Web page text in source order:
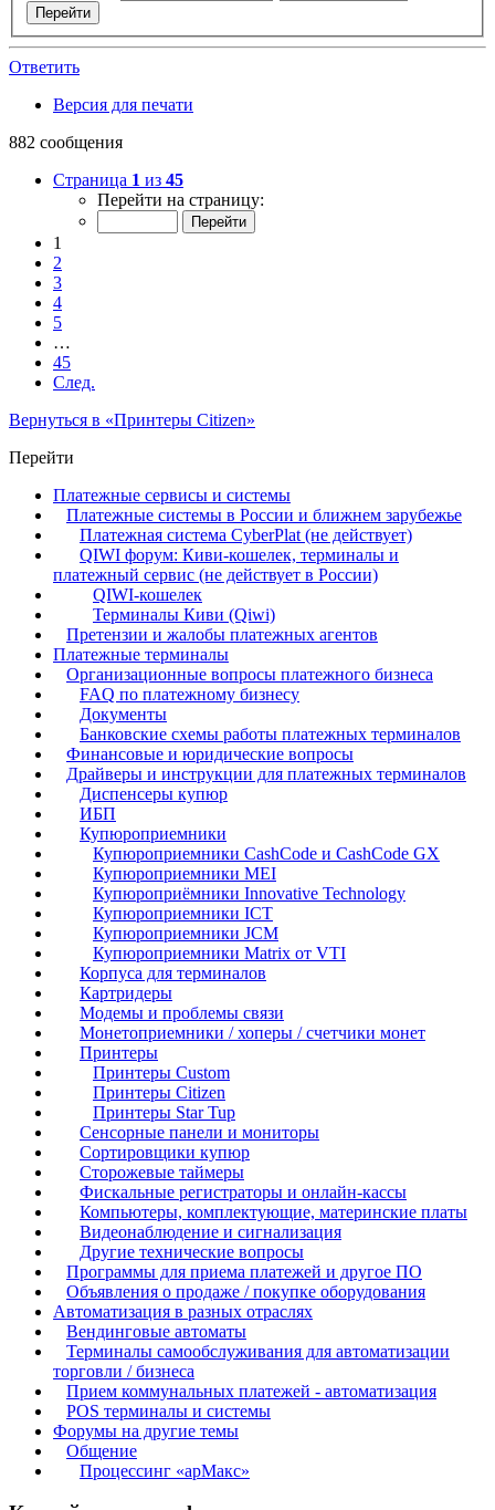
Ответить
Версия для печати
882 сообщения
Страница 1 из 45
Перейти на страницу:
1
2
3
4
5
…
45
След.
Вернуться в «Принтеры Citizen»
Перейти
Платежные сервисы и системы
Платежные системы в России и ближнем зарубежье
Платежная система CyberPlat (не действует)
QIWI форум: Киви-кошелек, терминалы и
платежный сервис (не действует в России)
QIWI-кошелек
Терминалы Киви (Qiwi)
Претензии и жалобы платежных агентов
Платежные терминалы
Организационные вопросы платежного бизнеса
FAQ по платежному бизнесу
Документы
Банковские схемы работы платежных терминалов
Финансовые и юридические вопросы
Драйверы и инструкции для платежных терминалов
Диспенсеры купюр
ИБП
Купюроприемники
Купюроприемники CashCode и CashCode GX
Купюроприемники MEI
Купюроприёмники Innovative Technology
Купюроприемники ICT
Купюроприемники JCM
Купюроприемники Matrix от VTI
Корпуса для терминалов
Картридеры
Модемы и проблемы связи
Монетоприемники / хоперы / счетчики монет
Принтеры
Принтеры Custom
Принтеры Citizen
Принтеры Star Tup
Сенсорные панели и мониторы
Сортировщики купюр
Сторожевые таймеры
Фискальные регистраторы и онлайн-кассы
Компьютеры, комплектующие, материнские платы
Видеонаблюдение и сигнализация
Другие технические вопросы
Программы для приема платежей и другое ПО
Объявления о продаже / покупке оборудования
Автоматизация в разных отраслях
Вендинговые автоматы
Терминалы самообслуживания для автоматизации
торговли / бизнеса
Прием коммунальных платежей - автоматизация
POS терминалы и системы
Форумы на другие темы
Общение
Процессинг «арМакс»